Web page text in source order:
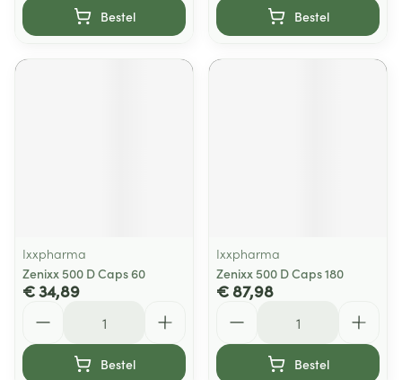
Bestel Bestel
Ixxpharma
Zenixx 500 D Caps 60
€ 34,89
Bestel
Ixxpharma
Zenixx 500 D Caps 180
€ 87,98
Bestel